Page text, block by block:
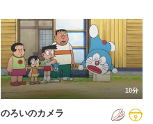
10分
のろいのカメラ